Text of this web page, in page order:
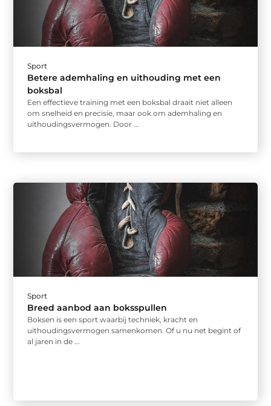
Sport
Betere ademhaling en uithouding met een
boksbal
Een effectieve training met een boksbal draait niet alleen
om snelheid en precisie, maar ook om ademhaling en
uithoudingsvermogen. Door ...
Sport
Breed aanbod aan boksspullen
Boksen is een sport waarbij techniek, kracht en
uithoudingsvermogen samenkomen. Of u nu net begint of
al jaren in de ...